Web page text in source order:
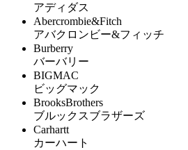
アディダス
Abercrombie&Fitch
アバクロンビー&フィッチ
Burberry
バーバリー
BIGMAC
ビッグマック
BrooksBrothers
ブルックスブラザーズ
Carhartt
カーハート